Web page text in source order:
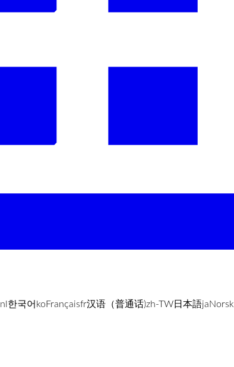
nl한국어koFrançaisfr汉语（普通话)zh-TW日本語jaNorsk